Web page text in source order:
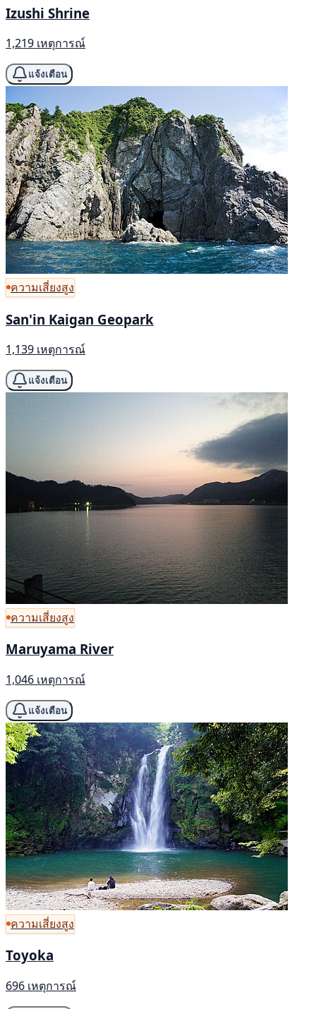
Izushi Shrine
1,219 เหตุการณ์
แจ้งเตือน
ความเสี่ยงสูง
San'in Kaigan Geopark
1,139 เหตุการณ์
แจ้งเตือน
ความเสี่ยงสูง
Maruyama River
1,046 เหตุการณ์
แจ้งเตือน
ความเสี่ยงสูง
Toyoka
696 เหตุการณ์